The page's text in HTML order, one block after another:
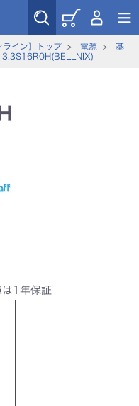
イン】トップ> 電源 > 基
3.3S16R0H(BELLNIX)
1年保証